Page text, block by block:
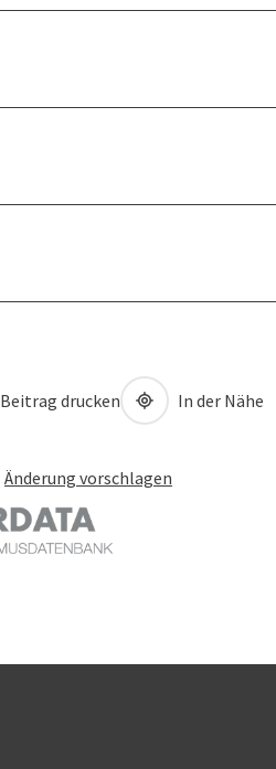
Beitrag drucken In der Nähe
Änderung vorschlagen